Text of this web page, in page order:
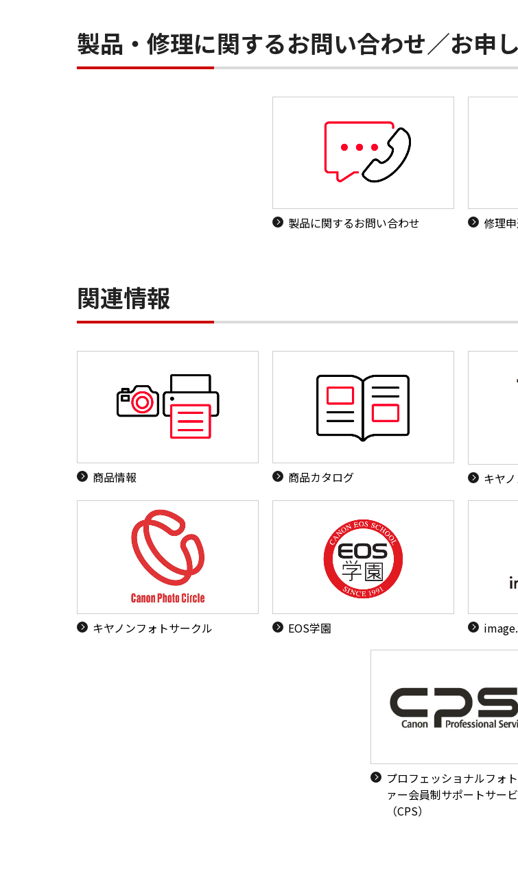
製品・修理に関するお問い合わせ／お申
製品に関するお問い合わせ 修理
関連情報
商品情報 商品カタログ キヤ
キヤノンフォトサークル EOS学園
プロフェッショナルフォ
ァー会員制サポートサー
（CPS）